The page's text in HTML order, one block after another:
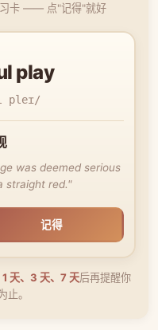
习卡 —— 点"记得"就好
play
pleɪ/
was deemed serious
straight red."
记得
1 天、3 天、7 天后再提醒你
。